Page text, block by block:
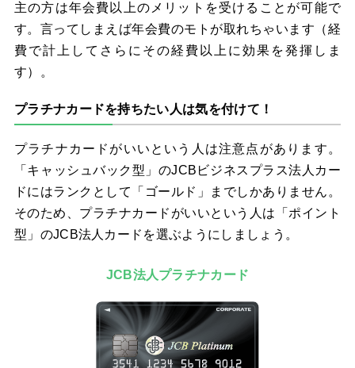
主の方は年会費以上のメリットを受けることが可能で
す。言ってしまえば年会費のモトが取れちゃいます（経
費で計上してさらにその経費以上に効果を発揮しま
す）。
プラチナカードを持ちたい人は気を付けて！
プラチナカードがいいという人は注意点があります。
「キャッシュバック型」のJCBビジネスプラス法人カー
ドにはランクとして「ゴールド」までしかありません。
そのため、プラチナカードがいいという人は「ポイント
型」のJCB法人カードを選ぶようにしましょう。
JCB法人プラチナカード